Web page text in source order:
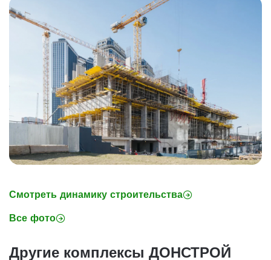
Смотреть динамику строительства
Все фото
Другие комплексы ДОНСТРОЙ